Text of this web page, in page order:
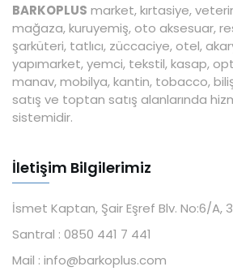
BARKOPLUS market, kırtasiye,
mağaza, kuruyemiş, oto aksesuar,
şarküteri, tatlıcı, züccaciye, otel,
yapımarket, yemci, tekstil, kasap,
manav, mobilya, kantin, tobacco,
satış ve toptan satış alanlarında
sistemidir.
İletişim Bilgilerimiz
İsmet Kaptan, Şair Eşref Blv. No:6/A,
Santral : 0850 441 7 441
Mail : info@barkoplus.com